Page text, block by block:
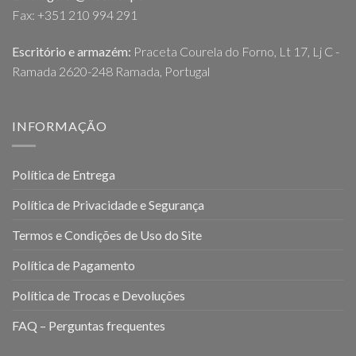
Fax: +351 210 994 291
Escritório e armazém: Praceta Courela do Forno, Lt 17, Lj C -
Ramada 2620-248 Ramada, Portugal
INFORMAÇÃO
Política de Entrega
Política de Privacidade e Segurança
Termos e Condições de Uso do Site
Política de Pagamento
Política de Trocas e Devoluções
FAQ – Perguntas frequentes